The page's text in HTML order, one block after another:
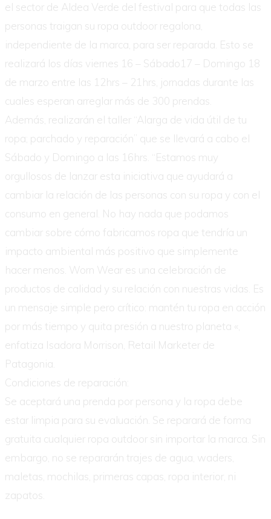
el sector de Aldea Verde del festival para que todas las
personas traigan su ropa outdoor regalona,
independiente de la marca, para ser reparada. Esto se
realizará los días viernes 16 – Sábado17 – Domingo 18
de marzo entre las 12hrs – 21hrs, jornadas durante las
cuales esperan arreglar más de 300 prendas.
Además, realizarán el taller “Alarga de vida útil de tu
ropa; parchado y reparación” que se llevará a cabo el
Sábado y Domingo a las 16hrs. “Estamos muy
orgullosos de lanzar esta iniciativa que ayudará a
cambiar la relación de las personas con su ropa y con el
consumo en general. No hay nada que podamos
cambiar sobre cómo fabricamos ropa que tendría un
impacto ambiental más positivo que simplemente
hacer menos. Worn Wear es una celebración de
productos de calidad y su relación con nuestras vidas. Es
un mensaje simple pero crítico: mantén tu ropa en acción
por más tiempo y quita presión a nuestro planeta «,
enfatiza Isadora Morrison, Retail Marketer de
Patagonia.
Condiciones de reparación:
Se aceptará una prenda por persona y la ropa debe
estar limpia para su evaluación. Se reparará de forma
gratuita cualquier ropa outdoor sin importar la marca. Sin
embargo, no se repararán trajes de agua, waders,
maletas, mochilas, primeras capas, ropa interior, ni
zapatos.